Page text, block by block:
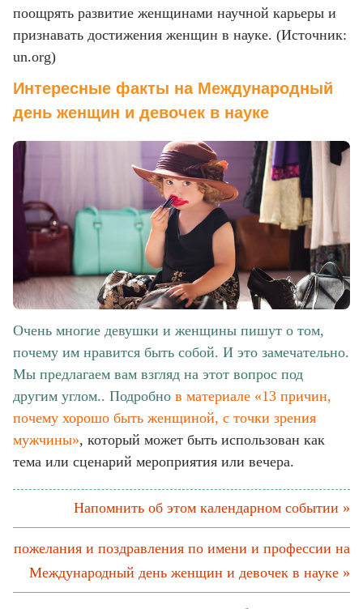
поощрять развитие женщинами научной карьеры и
признавать достижения женщин в науке. (Источник:
un.org)
Интересные факты на Международный
день женщин и девочек в науке
Очень многие девушки и женщины пишут о том,
почему им нравится быть собой. И это замечательно.
Мы предлагаем вам взгляд на этот вопрос под
другим углом.. Подробно в материале «13 причин,
почему хорошо быть женщиной, с точки зрения
мужчины», который может быть использован как
тема или сценарий мероприятия или вечера.
Напомнить об этом календарном событии »
пожелания и поздравления по имени и профессии на
Международный день женщин и девочек в науке »